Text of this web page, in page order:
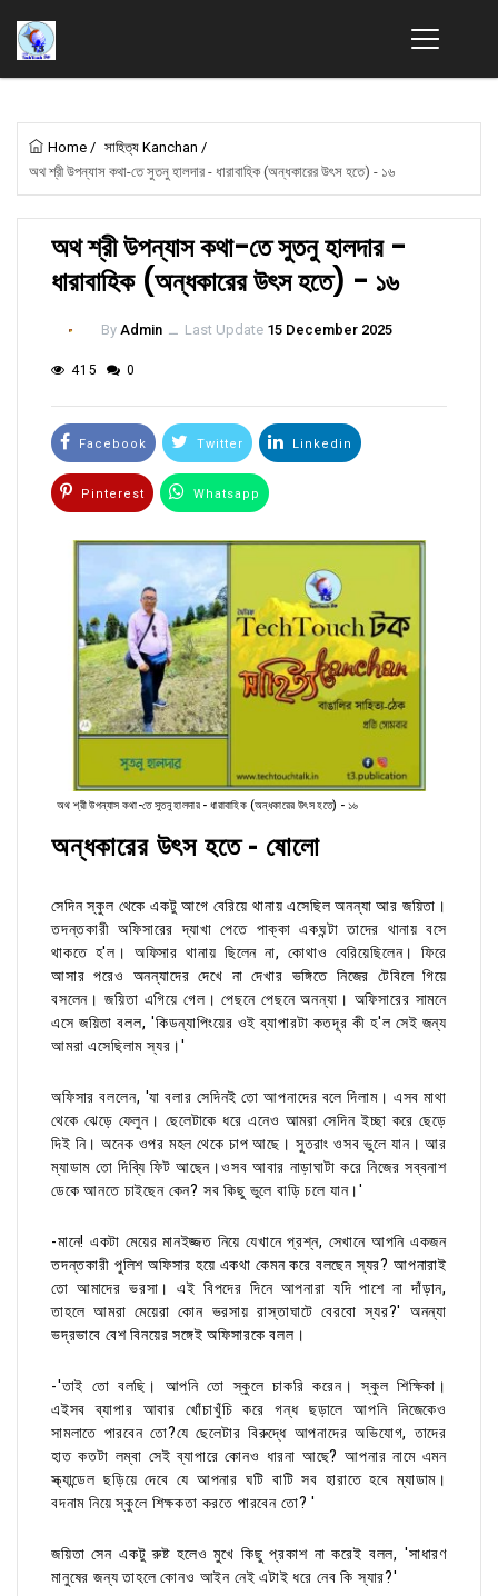
Home / সাহিত্য Kanchan /
অথ শ্রী উপন্যাস কথা-তে সুতনু হালদার - ধারাবাহিক (অন্ধকারের উৎস হতে) - ১৬
অথ শ্রী উপন্যাস কথা-তে সুতনু হালদার -
ধারাবাহিক (অন্ধকারের উৎস হতে) - ১৬
By Admin ــ Last Update 15 December 2025
415 0
Facebook Twitter Linkedin
Pinterest Whatsapp
অথ শ্রী উপন্যাস কথা-তে সুতনু হালদার - ধারাবাহিক (অন্ধকারের উৎস হতে) - ১৬
অন্ধকারের উৎস হতে - ষোলো
সেদিন স্কুল থেকে একটু আগে বেরিয়ে থানায় এসেছিল অনন্যা আর জয়িতা।
তদন্তকারী অফিসারের দ্যাখা পেতে পাক্কা একঘন্টা তাদের থানায় বসে
থাকতে হ'ল। অফিসার থানায় ছিলেন না, কোথাও বেরিয়েছিলেন। ফিরে
আসার পরেও অনন্যাদের দেখে না দেখার ভঙ্গিতে নিজের টেবিলে গিয়ে
বসলেন। জয়িতা এগিয়ে গেল। পেছনে পেছনে অনন্যা। অফিসারের সামনে
এসে জয়িতা বলল, 'কিডন্যাপিংয়ের ওই ব্যাপারটা কতদূর কী হ'ল সেই জন্য
আমরা এসেছিলাম স্যর।'
অফিসার বললেন, 'যা বলার সেদিনই তো আপনাদের বলে দিলাম। এসব মাথা
থেকে ঝেড়ে ফেলুন। ছেলেটাকে ধরে এনেও আমরা সেদিন ইচ্ছা করে ছেড়ে
দিই নি। অনেক ওপর মহল থেকে চাপ আছে। সুতরাং ওসব ভুলে যান। আর
ম্যাডাম তো দিব্যি ফিট আছেন।ওসব আবার নাড়াঘাটা করে নিজের সব্বনাশ
ডেকে আনতে চাইছেন কেন? সব কিছু ভুলে বাড়ি চলে যান।'
-মানে! একটা মেয়ের মানইজ্জত নিয়ে যেখানে প্রশ্ন, সেখানে আপনি একজন
তদন্তকারী পুলিশ অফিসার হয়ে একথা কেমন করে বলছেন স্যর? আপনারাই
তো আমাদের ভরসা। এই বিপদের দিনে আপনারা যদি পাশে না দাঁড়ান,
তাহলে আমরা মেয়েরা কোন ভরসায় রাস্তাঘাটে বেরবো স্যর?' অনন্যা
ভদ্রভাবে বেশ বিনয়ের সঙ্গেই অফিসারকে বলল।
-'তাই তো বলছি। আপনি তো স্কুলে চাকরি করেন। স্কুল শিক্ষিকা।
এইসব ব্যাপার আবার খোঁচাখুঁচি করে গন্ধ ছড়ালে আপনি নিজেকেও
সামলাতে পারবেন তো?যে ছেলেটার বিরুদ্ধে আপনাদের অভিযোগ, তাদের
হাত কতটা লম্বা সেই ব্যাপারে কোনও ধারনা আছে? আপনার নামে এমন
স্ক্যান্ডেল ছড়িয়ে দেবে যে আপনার ঘটি বাটি সব হারাতে হবে ম্যাডাম।
বদনাম নিয়ে স্কুলে শিক্ষকতা করতে পারবেন তো? '
জয়িতা সেন একটু রুষ্ট হলেও মুখে কিছু প্রকাশ না করেই বলল, 'সাধারণ
মানুষের জন্য তাহলে কোনও আইন নেই এটাই ধরে নেব কি স্যার?'